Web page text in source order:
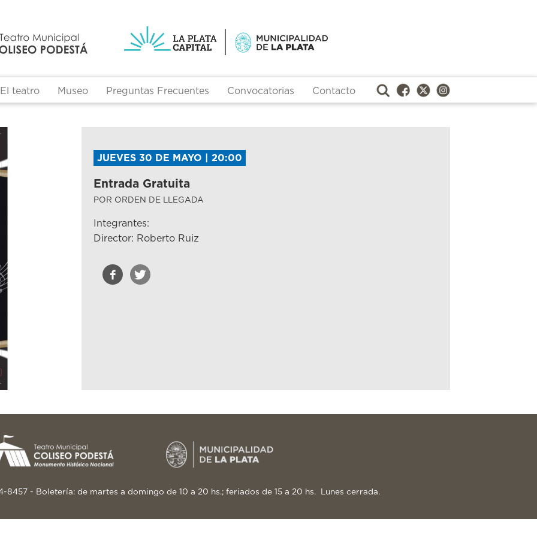
El teatro Museo Preguntas Frecuentes Convocatorias Contacto
JUEVES 30 DE MAYO | 20:00
Entrada Gratuita
POR ORDEN DE LLEGADA
Integrantes:
Director: Roberto Ruiz
8457 - Boletería: de martes a domingo de 10 a 20 hs.; feriados de 15 a 20 hs. Lunes cerrada.